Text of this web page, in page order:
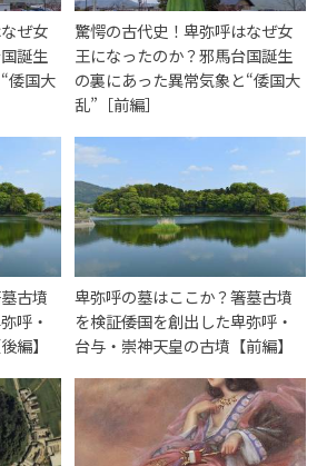
ぜ女
誕生
倭国大
驚愕の古代史！卑弥呼はなぜ女
王になったのか？邪馬台国誕生
の裏にあった異常気象と“倭国大
乱”［前編］
古墳
呼・
編】
卑弥呼の墓はここか？箸墓古墳
を検証――倭国を創出した卑弥呼・
台与・崇神天皇の古墳【前編】